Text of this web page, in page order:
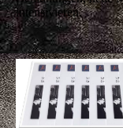
intensivieren.